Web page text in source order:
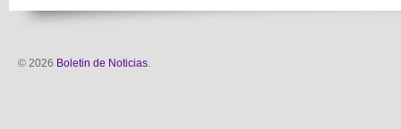
© 2026 Boletin de Noticias.